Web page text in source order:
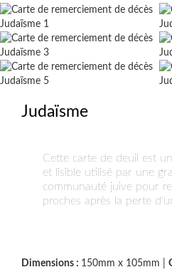
Judaïsme
Cette carte de deuil est
et lisible utilisé par une
communauté juive pour
proches après la perte
Dimensions : 150mm x 105mm